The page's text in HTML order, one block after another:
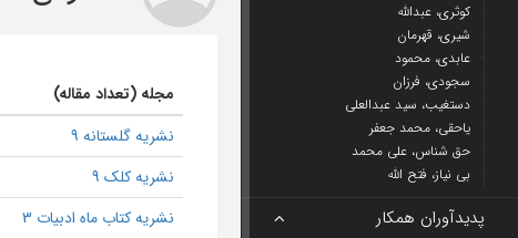
کوثری، عبدالله
شیری، قهرمان
عابدی، محمود
سجودی، فرزان
دستغیب، سید عبدالعلی
یاحقی، محمد جعفر
حق شناس، علی محمد
بی نیاز، فتح الله
پدیدآوران همکار
مجله (تعداد مقاله)
نشریه گلستانه 9
نشریه کلک 9
نشریه کتاب ماه ادبیات 3